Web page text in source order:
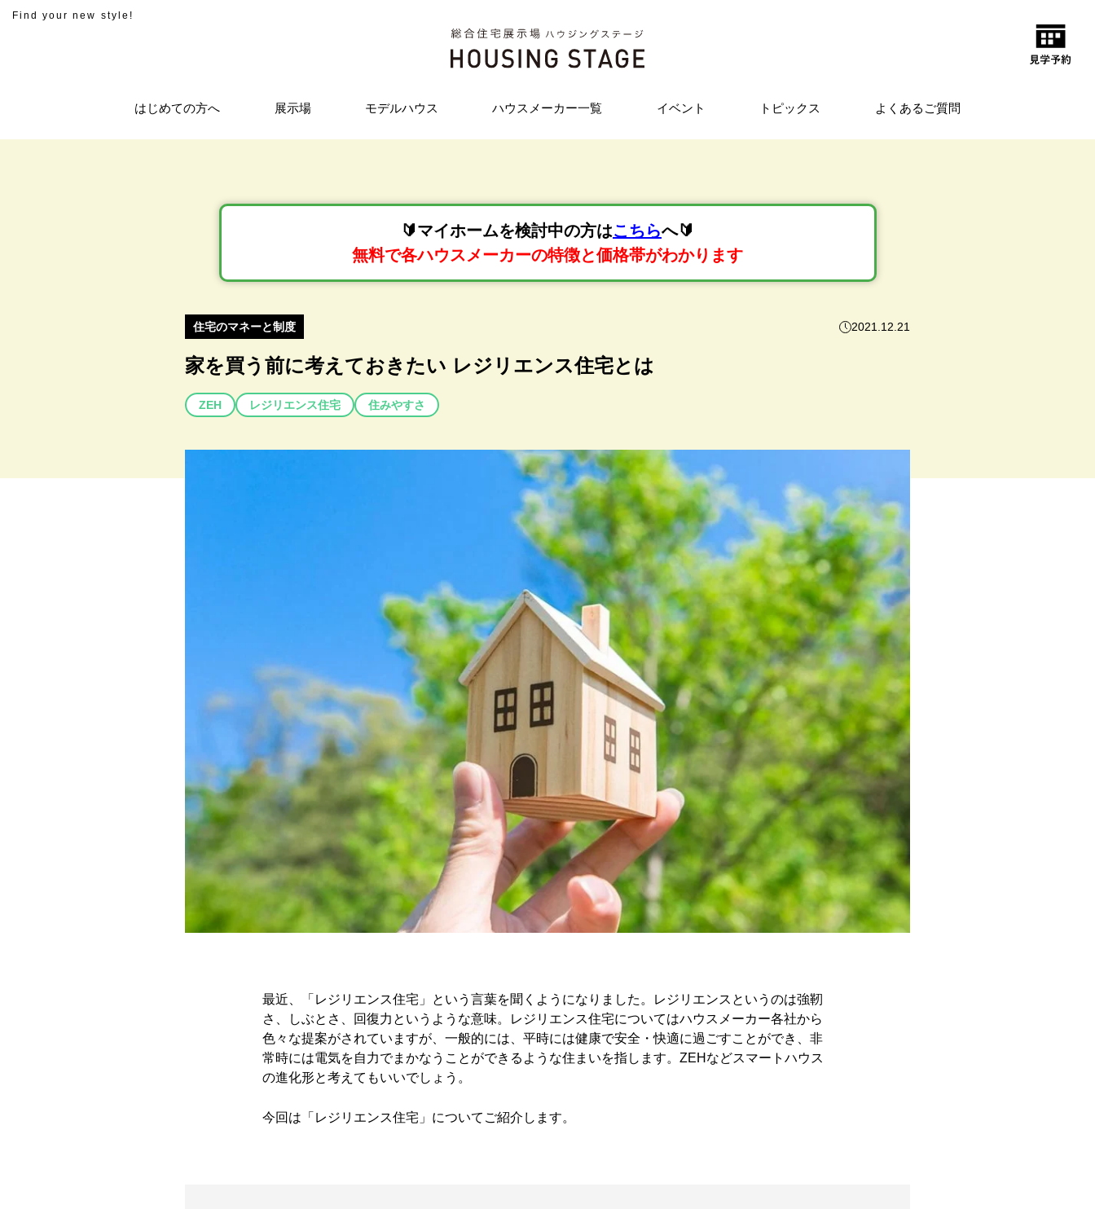
Find your new style!
はじめての方へ 展示場 モデルハウス ハウスメーカー一覧 イベント トピックス よくあるご質問
🔰マイホームを検討中の方はこちらへ🔰
無料で各ハウスメーカーの特徴と価格帯がわかります
住宅のマネーと制度 2021.12.21
家を買う前に考えておきたい レジリエンス住宅とは
ZEH レジリエンス住宅 住みやすさ
最近、「レジリエンス住宅」という言葉を聞くようになりました。レジリエンスというのは強靭
さ、しぶとさ、回復力というような意味。レジリエンス住宅についてはハウスメーカー各社から
色々な提案がされていますが、一般的には、平時には健康で安全・快適に過ごすことができ、非
常時には電気を自力でまかなうことができるような住まいを指します。ZEHなどスマートハウス
の進化形と考えてもいいでしょう。
今回は「レジリエンス住宅」についてご紹介します。